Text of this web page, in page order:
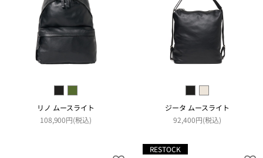
リノ ムースライト
108,900円(税込)
ジータ ムースライト
92,400円(税込)
RESTOCK